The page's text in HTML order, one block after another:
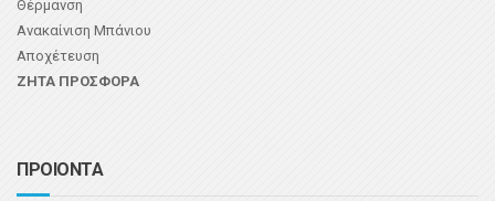
Θέρμανση
Ανακαίνιση Μπάνιου
Αποχέτευση
ΖΗΤΑ ΠΡΟΣΦΟΡΑ
ΠΡΟΙΟΝΤΑ